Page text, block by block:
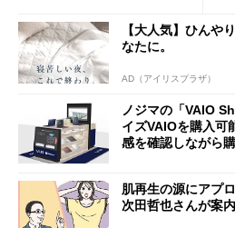
【大人気】ひんや
なたに。
AD（アイリスプラザ）
ノジマの「VAIO
イズVAIOを購入
感を確認しながら
肌再生の源にアプ
次田哲也さんが案内